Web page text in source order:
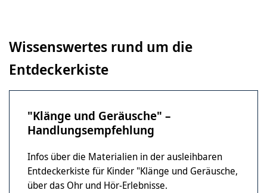
Wissenswertes rund um die
Entdeckerkiste
"Klänge und Geräusche" –
Handlungsempfehlung
Infos über die Materialien in der ausleihbaren
Entdeckerkiste für Kinder "Klänge und Geräusche,
über das Ohr und Hör-Erlebnisse.